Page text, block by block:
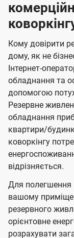
Кому довірити
дому, як не
Інтернет-
обладнання та
допомогою
Резервне
обладнання
квартири/
коворкінгу
відрізняється.
Для полегшення
вашому
резервного
орієнтовне
розрахувати